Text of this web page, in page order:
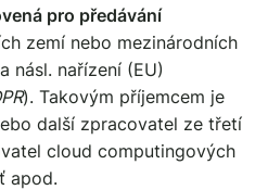
pro předávání
zemí nebo mezinárodních
násl. nařízení (EU)
). Takovým příjemcem je
další zpracovatel ze třetí
cloud computingových
apod.